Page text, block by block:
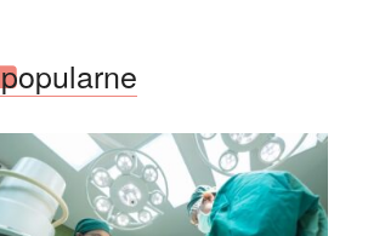
popularne